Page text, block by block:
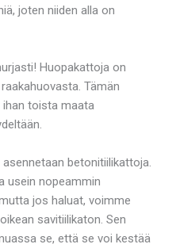
joten niiden alla on
Huopakattoja on
Tämän
toista maata
betonitiilikattoja.
usein nopeammin
jos haluat, voimme
savitiilikaton. Sen
se, että se voi kestää